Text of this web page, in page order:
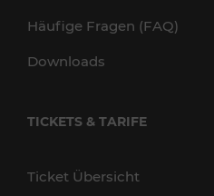
Häufige Fragen (FAQ)
Downloads
TICKETS & TARIFE
Ticket Übersicht